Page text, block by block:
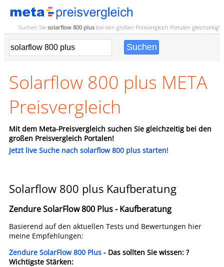
Suchen Sie solarflow 800 plus bei den großen Preisvergleich Portalen gleichzeitig!
Solarflow 800 plus META
Preisvergleich
Mit dem Meta-Preisvergleich suchen Sie gleichzeitig bei den
großen Preisvergleich Portalen!
Jetzt live Suche nach solarflow 800 plus starten!
Solarflow 800 plus Kaufberatung
Zendure SolarFlow 800 Plus - Kaufberatung
Basierend auf den aktuellen Tests und Bewertungen hier
meine Empfehlungen:
Zendure SolarFlow 800 Plus - Das sollten Sie wissen: ?
Wichtigste Stärken: